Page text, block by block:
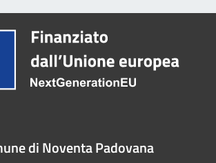
di Noventa Padovana